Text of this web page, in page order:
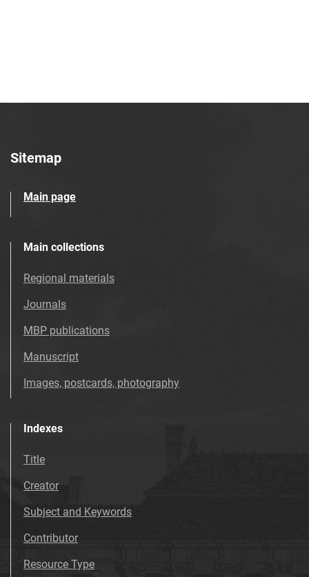
Tarnowskie Azoty : Organ Samorządu
Feliksa Dzierżyńskiego. 1969, nr 48
Feliksa Dzierżyńskiego. 1969, nr 49
Tarnowskie Azoty : Organ Samorządu
Feliksa Dzierżyńskiego. 1969, nr 50
Tarnowskie Azoty : Organ Samorządu
Feliksa Dzierżyńskiego. 1969, nr 51
Tarnowskie Azoty : Organ Samorządu
Tarnowskie Azoty : Organ Samorządu
Tarnowskie Azoty : Organ Samorządu
Robotniczego Zakładów Azotowych im.
Tarnowskie Azoty : Organ Samorządu
Robotniczego Zakładów Azotowych im.
Sitemap
Main page
Main collections
Regional materials
Journals
MBP publications
Manuscript
Images, postcards, photography
Indexes
Title
Creator
Subject and Keywords
Contributor
Resource Type